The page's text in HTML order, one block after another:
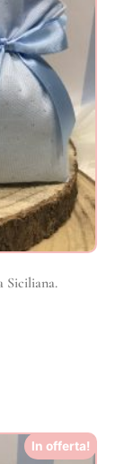
Siciliana.
In offerta!